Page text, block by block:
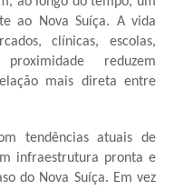
ao Nova Suíça. A vida
clínicas, escolas,
reduzem
mais direta entre
tendências atuais de
infraestrutura pronta e
do Nova Suíça. Em vez